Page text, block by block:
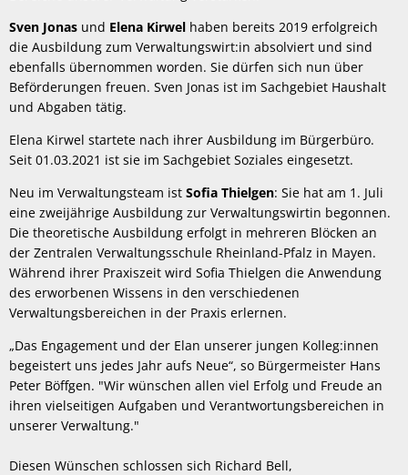
Sven Jonas und Elena Kirwel haben bereits 2019 erfolgreich
die Ausbildung zum Verwaltungswirt:in absolviert und sind
ebenfalls übernommen worden. Sie dürfen sich nun über
Beförderungen freuen. Sven Jonas ist im Sachgebiet Haushalt
und Abgaben tätig.
Elena Kirwel startete nach ihrer Ausbildung im Bürgerbüro.
Seit 01.03.2021 ist sie im Sachgebiet Soziales eingesetzt.
Neu im Verwaltungsteam ist Sofia Thielgen: Sie hat am 1. Juli
eine zweijährige Ausbildung zur Verwaltungswirtin begonnen.
Die theoretische Ausbildung erfolgt in mehreren Blöcken an
der Zentralen Verwaltungsschule Rheinland-Pfalz in Mayen.
Während ihrer Praxiszeit wird Sofia Thielgen die Anwendung
des erworbenen Wissens in den verschiedenen
Verwaltungsbereichen in der Praxis erlernen.
„Das Engagement und der Elan unserer jungen Kolleg:innen
begeistert uns jedes Jahr aufs Neue“, so Bürgermeister Hans
Peter Böffgen. "Wir wünschen allen viel Erfolg und Freude an
ihren vielseitigen Aufgaben und Verantwortungsbereichen in
unserer Verwaltung."
Diesen Wünschen schlossen sich Richard Bell,